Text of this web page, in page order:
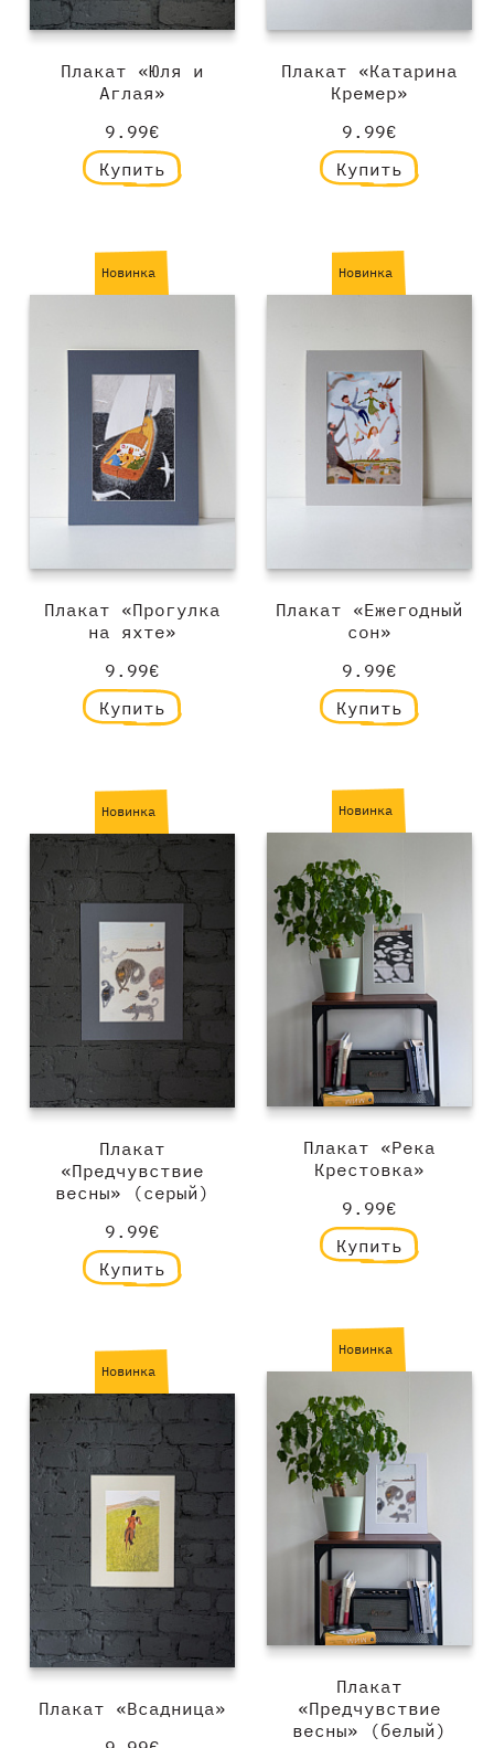
Плакат «Катарина
Кремер»
9.99€
Купить
Плакат «Юля и
Аглая»
9.99€
Купить
Новинка
Плакат «Ежегодный
сон»
9.99€
Купить
Новинка
Плакат «Прогулка
на яхте»
9.99€
Купить
Новинка
Плакат «Река
Крестовка»
9.99€
Купить
Новинка
Плакат
«Предчувствие
весны» (серый)
9.99€
Купить
Новинка
Плакат
«Предчувствие
весны» (белый)
Новинка
Плакат «Всадница»